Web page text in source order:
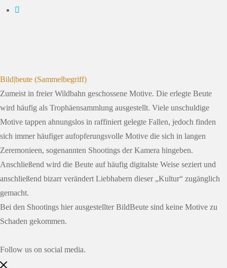
Bild|beute (Sammelbegriff)
Zumeist in freier Wildbahn geschossene Motive. Die erlegte Beute
wird häufig als Trophäensammlung ausgestellt. Viele unschuldige
Motive tappen ahnungslos in raffiniert gelegte Fallen, jedoch finden
sich immer häufiger aufopferungsvolle Motive die sich in langen
Zeremonieen, sogenannten Shootings der Kamera hingeben.
Anschließend wird die Beute auf häufig digitalste Weise seziert und
anschließend bizarr verändert Liebhabern dieser „Kultur“ zugänglich
gemacht.
Bei den Shootings hier ausgestellter BildBeute sind keine Motive zu
Schaden gekommen.
Follow us on social media.